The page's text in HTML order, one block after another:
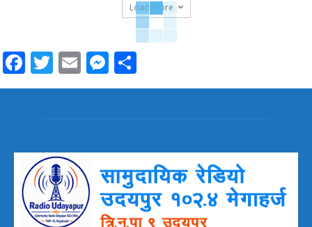
Load more
Facebook
Twitter
EmailMessenger